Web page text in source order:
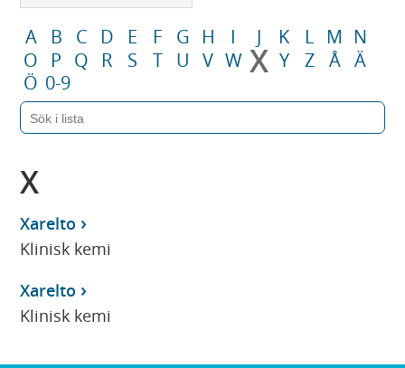
A B C D E F G H I J K L M N
O
P Q R S T U V W X Y Z Å Ä
Ö 0-9
X
Xarelto
Klinisk kemi
Xarelto
Klinisk kemi